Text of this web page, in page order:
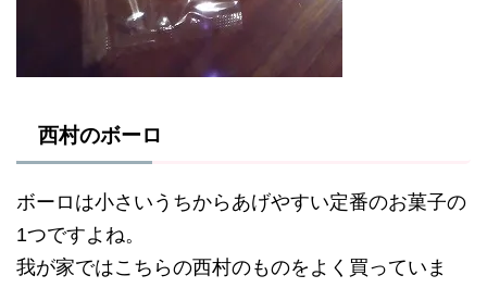
西村のボーロ
ボーロは小さいうちからあげやすい定番のお菓子の
1つですよね。
我が家ではこちらの西村のものをよく買っていま